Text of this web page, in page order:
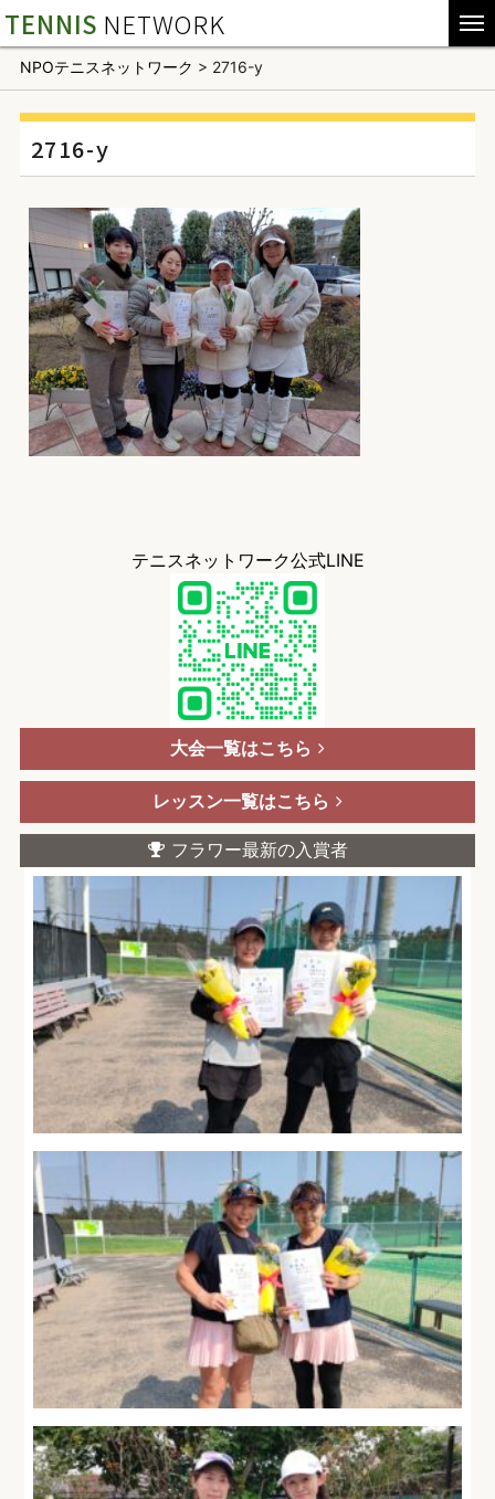
TENNIS NETWORK
NPOテニスネットワーク > 2716-y
2716-y
テニスネットワーク公式LINE
大会一覧はこちら
レッスン一覧はこちら
フラワー最新の入賞者